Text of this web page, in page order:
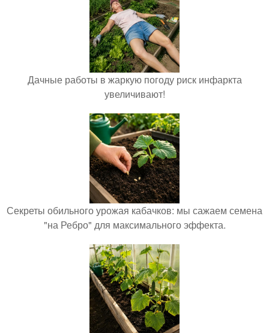
Дачные работы в жаркую погоду риск инфаркта
увеличивают!
Секреты обильного урожая кабачков: мы сажаем семена
"на Ребро" для максимального эффекта.